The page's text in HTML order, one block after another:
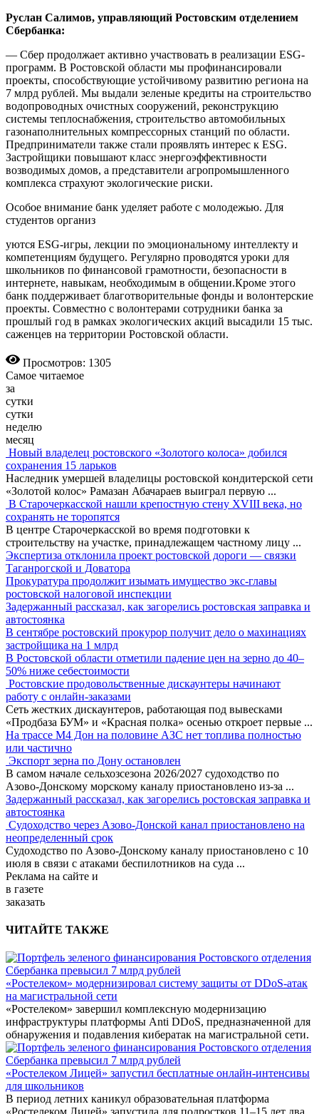
Руслан Салимов, управляющий Ростовским отделением
Сбербанка:
— Сбер продолжает активно участвовать в реализации ESG-
программ. В Ростовской области мы профинансировали
проекты, способствующие устойчивому развитию региона на
7 млрд рублей. Мы выдали зеленые кредиты на строительство
водопроводных очистных сооружений, реконструкцию
системы теплоснабжения, строительство автомобильных
газонаполнительных компрессорных станций по области.
Предприниматели также стали проявлять интерес к ESG.
Застройщики повышают класс энергоэффективности
возводимых домов, а представители агропромышленного
комплекса страхуют экологические риски.
Особое внимание банк уделяет работе с молодежью. Для
студентов организ
уются ESG-игры, лекции по эмоциональному интеллекту и
компетенциям будущего. Регулярно проводятся уроки для
школьников по финансовой грамотности, безопасности в
интернете, навыкам, необходимым в общении.Кроме этого
банк поддерживает благотворительные фонды и волонтерские
проекты. Совместно с волонтерами сотрудники банка за
прошлый год в рамках экологических акций высадили 15 тыс.
саженцев на территории Ростовской области.
Просмотров: 1305
Самое читаемое
за
сутки
сутки
неделю
месяц
Новый владелец ростовского «Золотого колоса» добился
сохранения 15 ларьков
Наследник умершей владелицы ростовской кондитерской сети
«Золотой колос» Рамазан Абачараев выиграл первую ...
В Старочеркасской нашли крепостную стену XVIII века, но
сохранять не торопятся
В центре Старочеркасской во время подготовки к
строительству на участке, принадлежащем частному лицу ...
Экспертиза отклонила проект ростовской дороги — связки
Таганрогской и Доватора
Прокуратура продолжит изымать имущество экс-главы
ростовской налоговой инспекции
Задержанный рассказал, как загорелись ростовская заправка и
автостоянка
В сентябре ростовский прокурор получит дело о махинациях
застройщика на 1 млрд
В Ростовской области отметили падение цен на зерно до 40–
50% ниже себестоимости
Ростовские продовольственные дискаунтеры начинают
работу с онлайн-заказами
Сеть жестких дискаунтеров, работающая под вывесками
«Продбаза БУМ» и «Красная полка» осенью откроет первые ...
На трассе М4 Дон на половине АЗС нет топлива полностью
или частично
Экспорт зерна по Дону остановлен
В самом начале сельхозсезона 2026/2027 судоходство по
Азово-Донскому морскому каналу приостановлено из-за ...
Задержанный рассказал, как загорелись ростовская заправка и
автостоянка
Судоходство через Азово-Донской канал приостановлено на
неопределенный срок
Судоходство по Азово-Донскому каналу приостановлено с 10
июля в связи с атаками беспилотников на суда ...
Реклама на сайте и
в газете
заказать
ЧИТАЙТЕ ТАКЖЕ
«Ростелеком» модернизировал систему защиты от DDoS-атак
на магистральной сети
«Ростелеком» завершил комплексную модернизацию
инфраструктуры платформы Anti DDoS, предназначенной для
обнаружения и подавления кибератак на магистральной сети.
«Ростелеком Лицей» запустил бесплатные онлайн-интенсивы
для школьников
В период летних каникул образовательная платформа